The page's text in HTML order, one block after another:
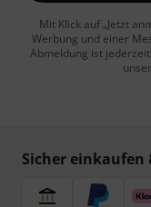
Mit Klick auf „Jetzt
Werbung und einer
Abmeldung ist
Sicher einkaufen